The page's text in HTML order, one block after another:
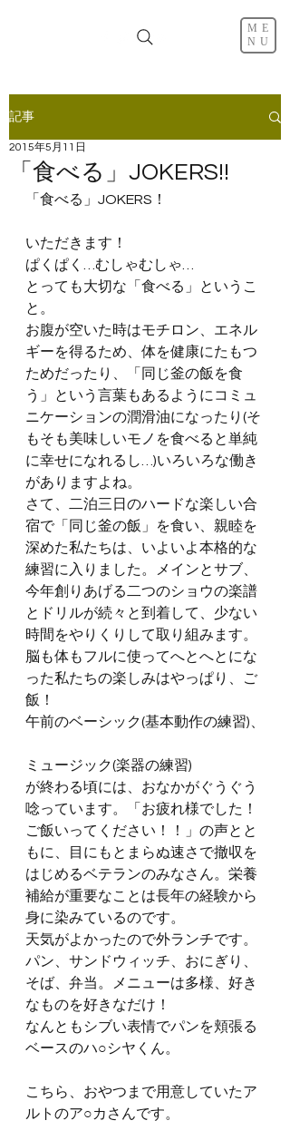
ME
NU
記事
「食べる」JOKERS!!
2015年5月11日
「食べる」JOKERS！
いただきます！
ぱくぱく…むしゃむしゃ…
とっても大切な「食べる」というこ
と。
お腹が空いた時はモチロン、エネル
ギーを得るため、体を健康にたもつ
ためだったり、「同じ釜の飯を食
う」という言葉もあるようにコミュ
ニケーションの潤滑油になったり(そ
もそも美味しいモノを食べると単純
に幸せになれるし…)いろいろな働き
がありますよね。
さて、二泊三日のハードな楽しい合
宿で「同じ釜の飯」を食い、親睦を
深めた私たちは、いよいよ本格的な
練習に入りました。メインとサブ、
今年創りあげる二つのショウの楽譜
とドリルが続々と到着して、少ない
時間をやりくりして取り組みます。
脳も体もフルに使ってへとへとにな
った私たちの楽しみはやっぱり、ご
飯！
午前のベーシック(基本動作の練習)、
ミュージック(楽器の練習)
が終わる頃には、おなかがぐうぐう
唸っています。「お疲れ様でした！
ご飯いってください！！」の声とと
もに、目にもとまらぬ速さで撤収を
はじめるベテランのみなさん。栄養
補給が重要なことは長年の経験から
身に染みているのです。
天気がよかったので外ランチです。
パン、サンドウィッチ、おにぎり、
そば、弁当。メニューは多様、好き
なものを好きなだけ！
なんともシブい表情でパンを頬張る
ベースのハ○シヤくん。
こちら、おやつまで用意していたア
ルトのア○カさんです。